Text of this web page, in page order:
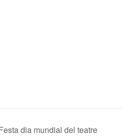
dia mundial del teatre